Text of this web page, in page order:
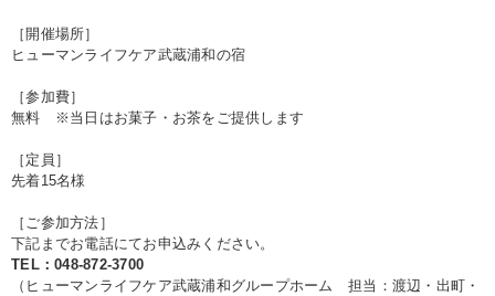
［開催場所］
ヒューマンライフケア武蔵浦和の宿
［参加費］
無料 ※当日はお菓子・お茶をご提供します
［定員］
先着15名様
［ご参加方法］
下記までお電話にてお申込みください。
TEL：048-872-3700
（ヒューマンライフケア武蔵浦和グループホーム 担当：渡辺・出町・